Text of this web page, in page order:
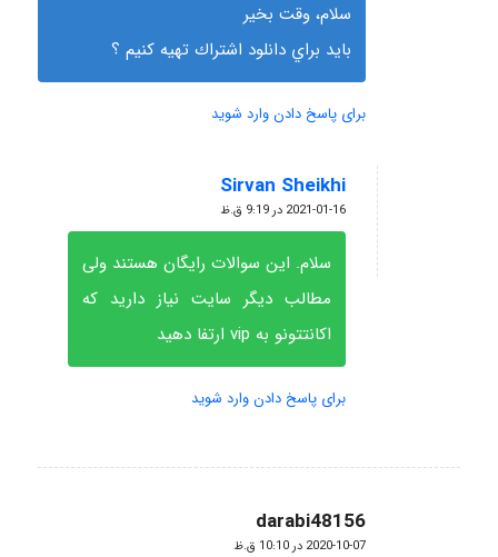
سلام، وقت بخير
بايد براي دانلود اشتراك تهيه كنيم ؟
برای پاسخ دادن وارد شوید
Sirvan Sheikhi
گفته:
2021-01-16 در 9:19 ق.ظ
سلام. این سوالات رایگان هستند ولی
مطالب دیگر سایت نیاز دارید که
اکانتتونو به vip ارتفا دهید
برای پاسخ دادن وارد شوید
darabi48156
گفته:
2020-10-07 در 10:10 ق.ظ